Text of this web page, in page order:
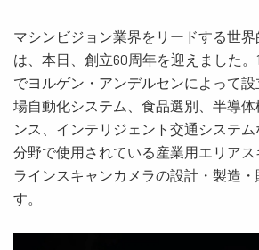
マシンビジョン業界をリードする世
は、本日、創立60周年を迎えました。
でヨルゲン・アンデルセンによって
場自動化システム、食品選別、半導
ンス、インテリジェント交通システ
分野で使用されている産業用エリア
ラインスキャンカメラの設計・製造・
す。